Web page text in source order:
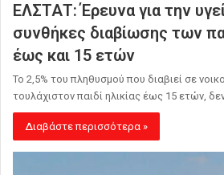
ΕΛΣΤΑΤ: Έρευνα για την
συνθήκες διαβίωσης των
έως και 15 ετών
Το 2,5% του πληθυσμού που διαβιεί σε
τουλάχιστον παιδί ηλικίας έως 15 ετών,
Διαβάστε περισσότερα »